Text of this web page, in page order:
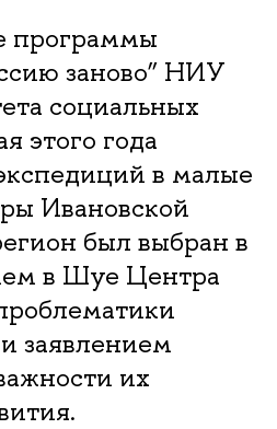
программы
заново” НИУ
социальных
этого года
в малые
Ивановской
был выбран в
в Шуе Центра
заявлением
их